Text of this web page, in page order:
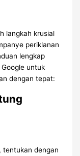
langkah krusial
periklanan
lengkap
untuk
dengan tepat:
tentukan dengan